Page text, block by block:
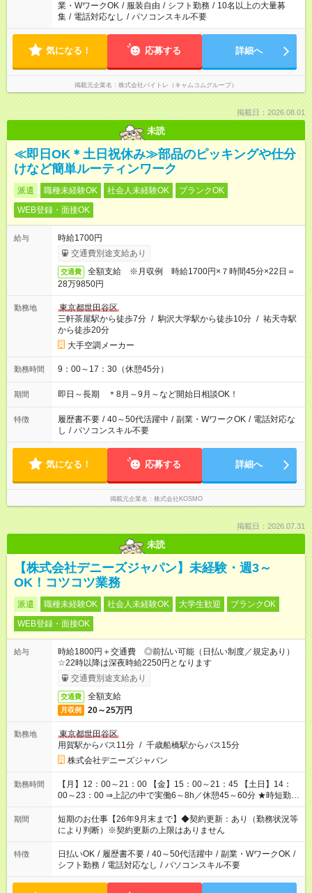
業・WワークOK / 服装自由 / シフト勤務 / 10名以上の大量募
集 / 電話対応なし / パソコンスキル不要
気になる！ 応募する 詳細へ
掲載元企業名 株式会社バイトレ（キャムコムグループ）
掲載日：2026.08.01
未読
≪即日OK＊土日祝休み≫部品のピッキングや仕分
けなど簡単ルーティンワーク
派遣 職種未経験OK 社会人未経験OK
ブランクOK
WEB登録・面接OK
給与
時給1700円
交通費別途支給あり
交通費
全額支給 ※月収例 時給1700円×７時間45分×22日＝
28万9850円
勤務地
東京都世田谷区
三軒茶屋駅から徒歩7分 / 駒沢大学駅から徒歩10分 / 祐天寺駅
から徒歩20分
大手空調メーカー
勤務時間 9：00～17：30（休憩45分）
期間 即日～長期 ＊8月～9月～など開始日相談OK！
特徴 履歴書不要 / 40～50代活躍中 / 副業・WワークOK / 電話対応な
し / パソコンスキル不要
気になる！ 応募する 詳細へ
掲載元企業名 株式会社KOSMO
掲載日：2026.07.31
未読
【株式会社デニーズジャパン】未経験・週3～
OK！コツコツ業務
派遣 職種未経験OK 社会人未経験OK 大学生歓迎
ブランクOK
WEB登録・面接OK
給与
時給1800円＋交通費 ◎前払い可能（日払い制度／規定あり）
☆22時以降は深夜時給2250円となります
交通費別途支給あり
交通費 全額支給
月収例 20～25万円
勤務地
東京都世田谷区
用賀駅からバス11分 / 千歳船橋駅からバス15分
株式会社デニーズジャパン
勤務時間
【月】12：00～21：00 【金】15：00～21：45 【土日】14：
00～23：00 ⇒上記の中で実働6～8h／休憩45～60分 ★時短勤務
相談OK！
期間
短期のお仕事【26年9月末まで】◆契約更新：あり（勤務状況等
により判断）※契約更新の上限はありません
特徴 日払いOK / 履歴書不要 / 40～50代活躍中 / 副業・WワークOK /
シフト勤務 / 電話対応なし / パソコンスキル不要